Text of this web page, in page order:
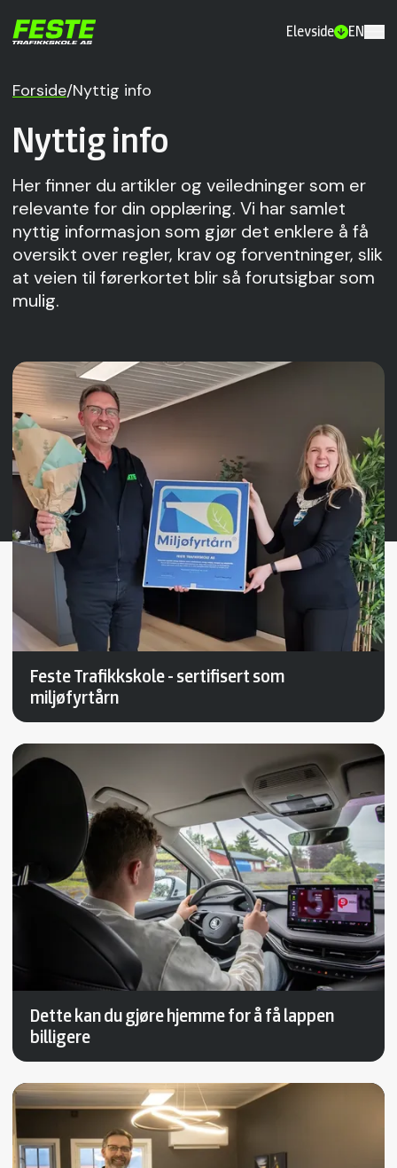
Elevside EN
Forside/Nyttig info
Nyttig info
Her finner du artikler og veiledninger som er
relevante for din opplæring. Vi har samlet
nyttig informasjon som gjør det enklere å få
oversikt over regler, krav og forventninger, slik
at veien til førerkortet blir så forutsigbar som
mulig.
Feste Trafikkskole - sertifisert som
miljøfyrtårn
Dette kan du gjøre hjemme for å få lappen
billigere